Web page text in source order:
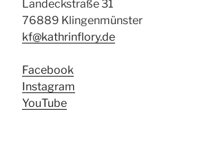
Landeckstraße 31
76889 Klingenmünster
kf@kathrinflory.de
Facebook
Instagram
YouTube